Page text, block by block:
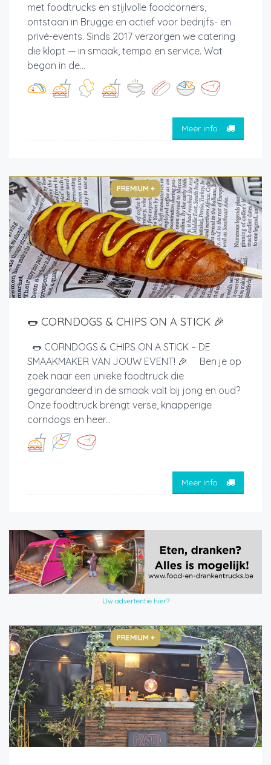
met foodtrucks en stijlvolle foodcorners,
ontstaan in Brugge en actief voor bedrijfs- en
privé-events. Sinds 2017 verzorgen we catering
die klopt — in smaak, tempo en service. Wat
begon in de...
Meer info
PREMIUM +
🌭 CORNDOGS & CHIPS ON A STICK 🎉
🌭 CORNDOGS & CHIPS ON A STICK – DE
SMAAKMAKER VAN JOUW EVENT! 🎉 Ben je op
zoek naar een unieke foodtruck die
gegarandeerd in de smaak valt bij jong en oud?
Onze foodtruck brengt verse, knapperige
corndogs en heer...
Meer info
Uw advertentie hier?
PREMIUM +